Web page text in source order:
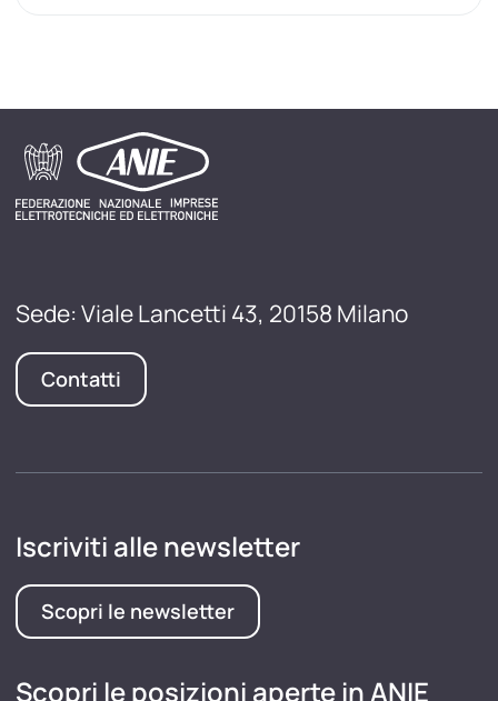
Sede: Viale Lancetti 43, 20158 Milano
Contatti
Iscriviti alle newsletter
Scopri le newsletter
Scopri le posizioni aperte in ANIE